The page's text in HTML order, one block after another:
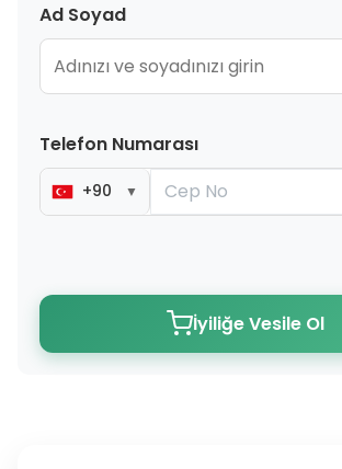
Ad Soyad
Telefon Numarası
+90 ▼
İyiliğe Vesile Ol